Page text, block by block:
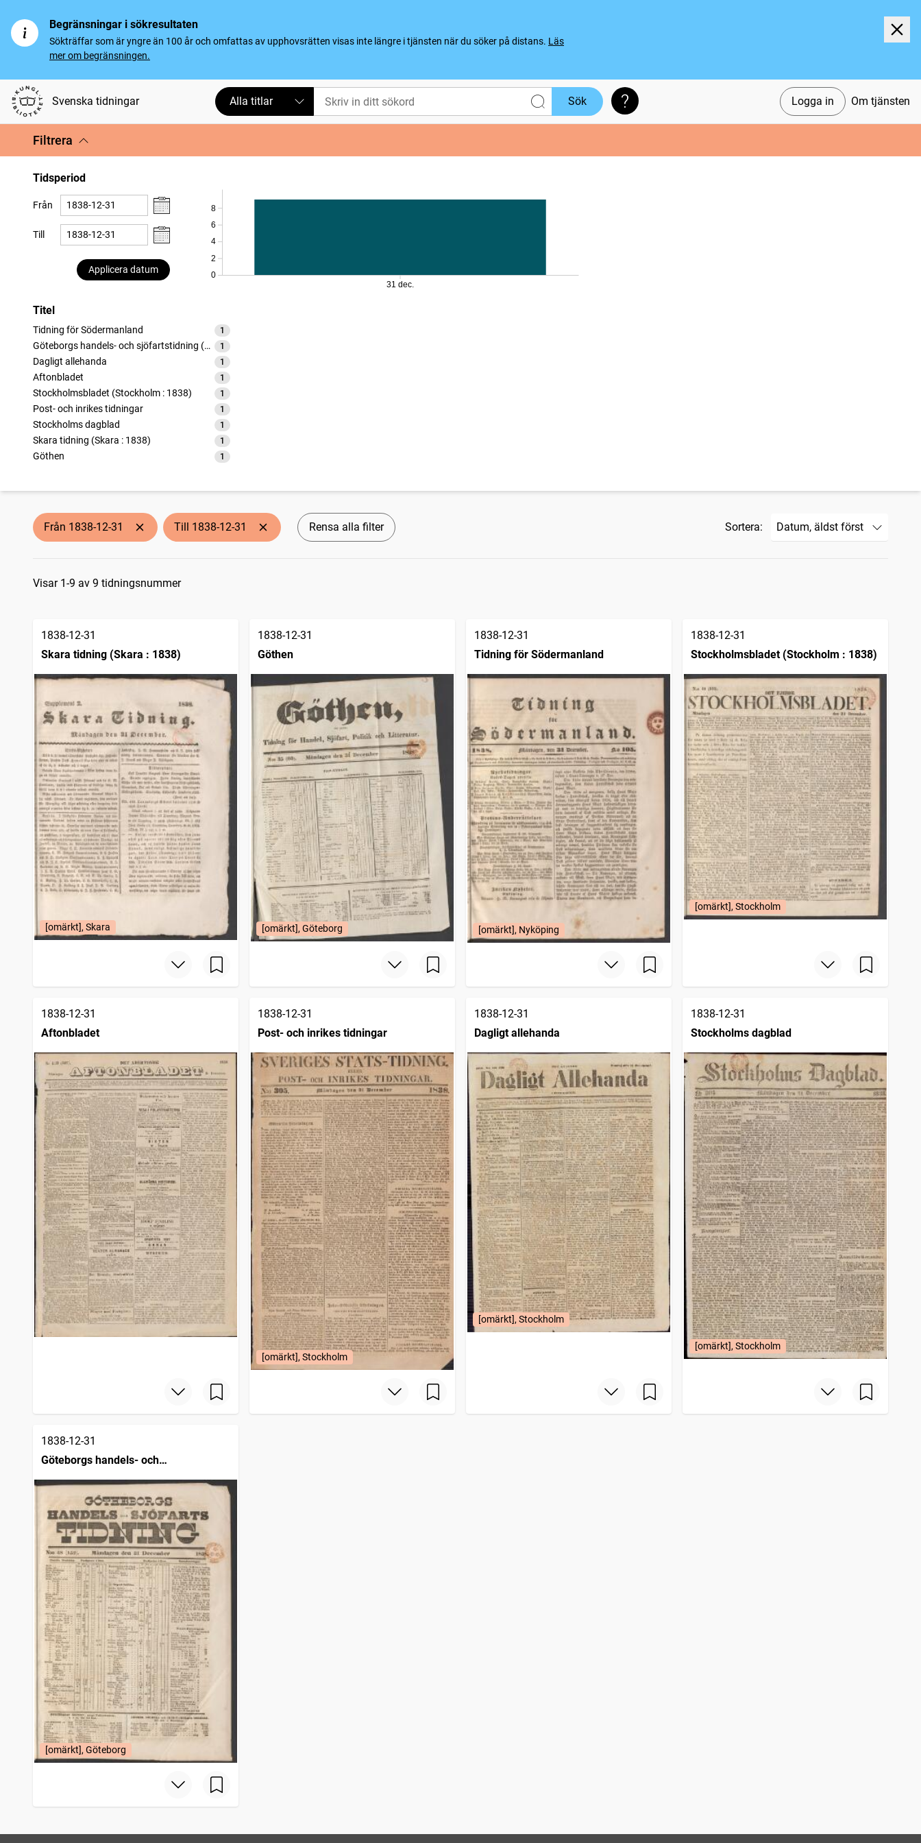
Begränsningar i sökresultaten
Sökträffar som är yngre än 100 år och omfattas av upphovsrätten visas inte längre i tjänsten när du söker på distans. Läs
mer om begränsningen.
Svenska tidningar Logga in Om tjänsten
Alla titlar Sök Söktips
Filtrera
Tidsperiod
Från
Till
Applicera datum
0
2
4
6
8
31 dec.
Titel
Tidning för Södermanland 1
träffar
Göteborgs handels- och sjöfartstidning (1832)
1
träffar
Dagligt allehanda
1
träffar
Aftonbladet
1
träffar
Stockholmsbladet (Stockholm : 1838)
1
träffar
Post- och inrikes tidningar
1
träffar
Stockholms dagblad
1
träffar
Skara tidning (Skara : 1838)
1
träffar
Göthen
1
träffar
Från 1838-12-31 Till 1838-12-31 Rensa alla filter Sortera:
Sökresultat
Visar 1-9 av 9 tidningsnummer
1838-12-31
Skara tidning (Skara : 1838)
[omärkt], Skara
1838-12-31
Göthen
[omärkt], Göteborg
1838-12-31
Tidning för Södermanland
[omärkt], Nyköping
1838-12-31
Stockholmsbladet (Stockholm : 1838)
[omärkt], Stockholm
1838-12-31
Aftonbladet
1838-12-31
Post- och inrikes tidningar
[omärkt], Stockholm
1838-12-31
Dagligt allehanda
[omärkt], Stockholm
1838-12-31
Stockholms dagblad
[omärkt], Stockholm
1838-12-31
Göteborgs handels- och
sjöfartstidning (1832)
[omärkt], Göteborg